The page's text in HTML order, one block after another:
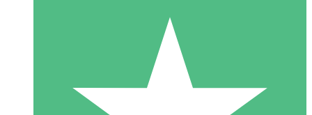
10 Téléchargements
20 00